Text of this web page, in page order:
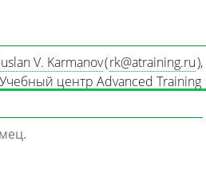
V. Karmanov(rk@atraining.ru),
Учебный центр Advanced Training